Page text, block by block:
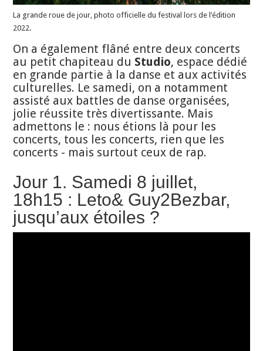
La grande roue de jour, photo officielle du festival lors de l’édition
2022.
On a également flâné entre deux concerts
au petit chapiteau du Studio, espace dédié
en grande partie à la danse et aux activités
culturelles. Le samedi, on a notamment
assisté aux battles de danse organisées,
jolie réussite très divertissante. Mais
admettons le : nous étions là pour les
concerts, tous les concerts, rien que les
concerts - mais surtout ceux de rap.
Jour 1. Samedi 8 juillet,
18h15 : Leto& Guy2Bezbar,
jusqu’aux étoiles ?